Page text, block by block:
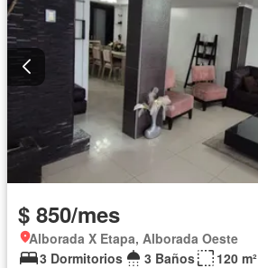
$ 850/mes
Alborada X Etapa, Alborada Oeste
3 Dormitorios
3 Baños
120 m²